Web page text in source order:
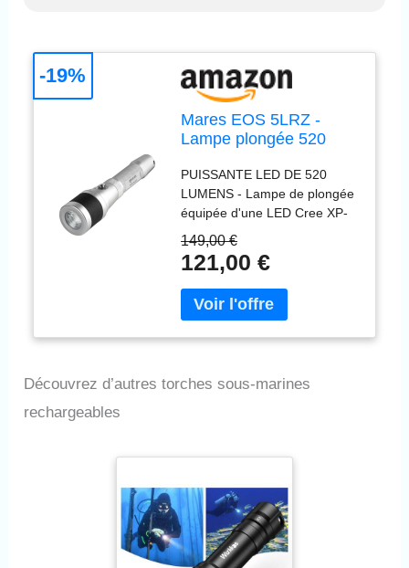
Mares EOS 5LRZ -
Lampe plongée 520
rechargeable USB,
autonomie 135min,
faisceau réglable,
interrupteur
magnétique, étui inclus
120m
PUISSANTE LED DE 520
LUMENS - Lampe de plongée
équipée d'une LED Cree XP-
G2 délivrant 520 lumens pour
une visibilité maximale sous-
marine jusqu'à 120m de
profondeur. Lumière
constante et puissante avec
7300K pour des couleurs
RÉGLABLE ET 4 MODES
Interrupteur mécanique
High (520 lumens - 135 min),
Low (160 lumens - 375 min),
Flash/SOS (390 min) et Off.
Blocage électronique par
149,00 €
121,00 €
-19%
Découvrez d’autres torches sous-marines
rechargeables